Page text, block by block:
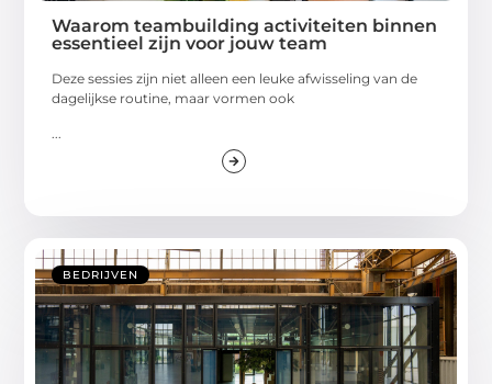
Waarom teambuilding activiteiten binnen
essentieel zijn voor jouw team
Deze sessies zijn niet alleen een leuke afwisseling van de
dagelijkse routine, maar vormen ook
...
BEDRIJVEN